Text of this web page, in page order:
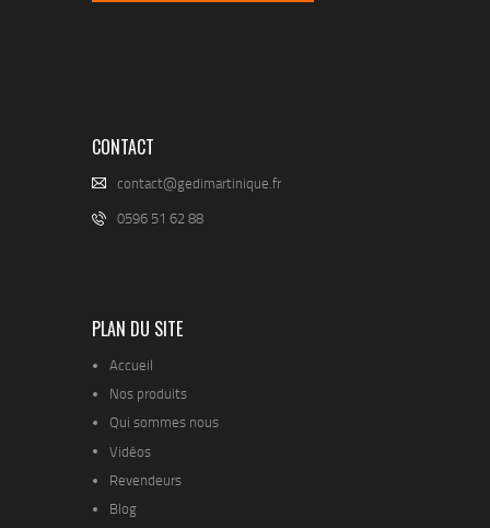
CONTACT
contact@gedimartinique.fr
0596 51 62 88
PLAN DU SITE
Accueil
Nos produits
Qui sommes nous
Vidéos
Revendeurs
Blog